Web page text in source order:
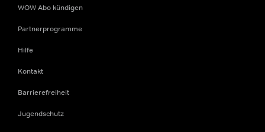
WOW Abo kündigen
Partnerprogramme
Hilfe
Kontakt
Barrierefreiheit
Jugendschutz